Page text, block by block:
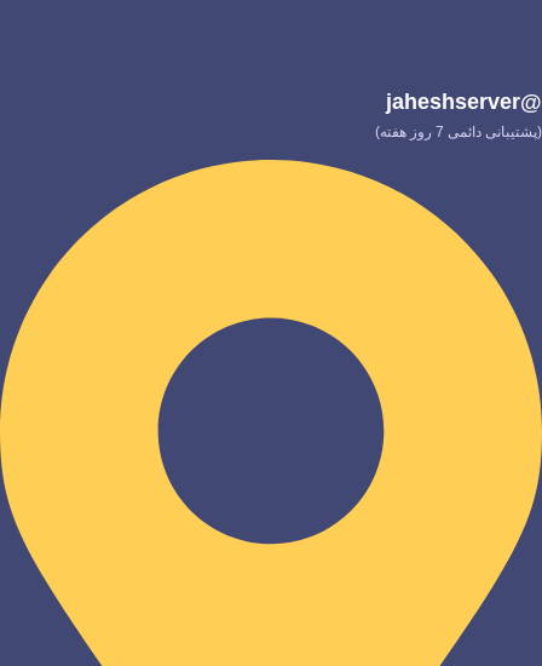
@jaheshserver
(پشتیبانی دائمی 7 روز هفته)